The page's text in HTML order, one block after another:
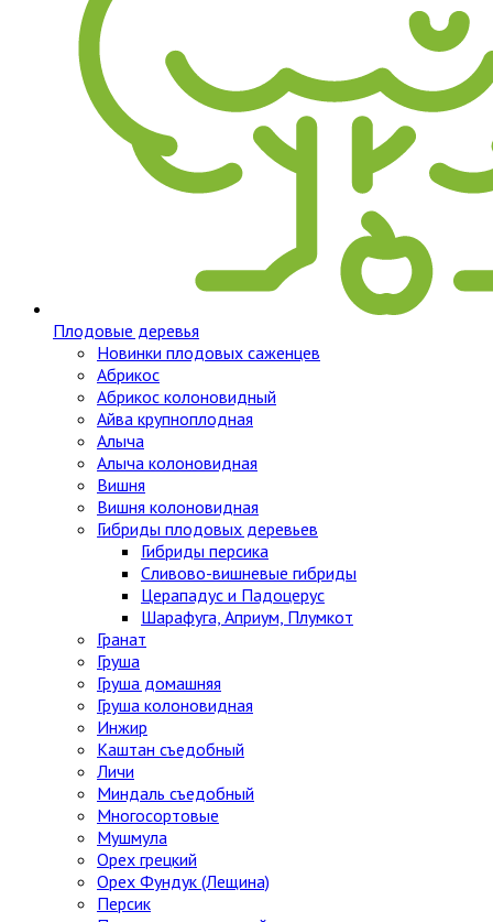
Плодовые деревья
Новинки плодовых саженцев
Абрикос
Абрикос колоновидный
Айва крупноплодная
Алыча
Алыча колоновидная
Вишня
Вишня колоновидная
Гибриды плодовых деревьев
Гибриды персика
Сливово-вишневые гибриды
Церападус и Падоцерус
Шарафуга, Априум, Плумкот
Гранат
Груша
Груша домашняя
Груша колоновидная
Инжир
Каштан съедобный
Личи
Миндаль съедобный
Многосортовые
Мушмула
Орех грецкий
Орех Фундук (Лещина)
Персик